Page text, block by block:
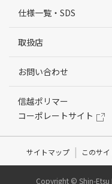
仕様一覧・SDS
取扱店
お問い合わせ
信越ポリマー
コーポレートサイト
サイトマップ このサ
Copyright © Shin-Etsu